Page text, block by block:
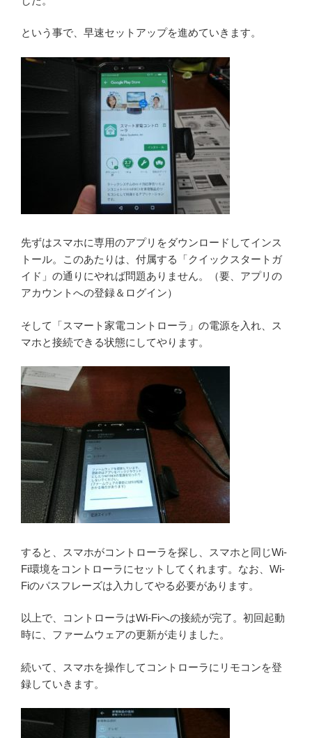
という事で、早速セットアップを進めていきます。
先ずはスマホに専用のアプリをダウンロードしてインス
トール。このあたりは、付属する「クイックスタートガ
イド」の通りにやれば問題ありません。（要、アプリの
アカウントへの登録＆ログイン）
そして「スマート家電コントローラ」の電源を入れ、ス
マホと接続できる状態にしてやります。
すると、スマホがコントローラを探し、スマホと同じWi-
Fi環境をコントローラにセットしてくれます。なお、Wi-
Fiのパスフレーズは入力してやる必要があります。
以上で、コントローラはWi-Fiへの接続が完了。初回起動
時に、ファームウェアの更新が走りました。
続いて、スマホを操作してコントローラにリモコンを登
録していきます。